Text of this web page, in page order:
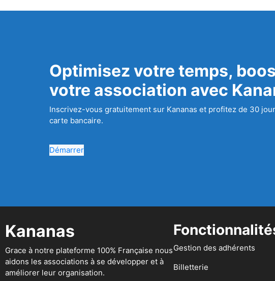
Optimisez votre temps,
votre association avec
Inscrivez-vous gratuitement sur Kananas et profitez de 30
carte bancaire.
Démarrer
Kananas
Grace à notre plateforme 100% Française nous
aidons les associations à se développer et à
améliorer leur organisation.
Gestion des adhérents
Billetterie